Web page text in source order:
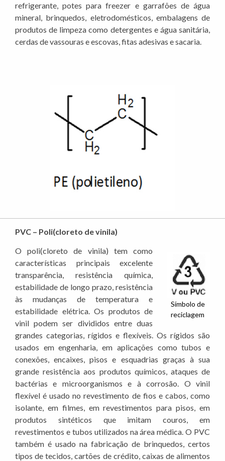
refrigerante, potes para freezer e garrafões de água
mineral, brinquedos, eletrodomésticos, embalagens de
produtos de limpeza como detergentes e água sanitária,
cerdas de vassouras e escovas, fitas adesivas e sacaria.
PVC – Poli(cloreto de vinila)
Símbolo de
reciclagem
O poli(cloreto de vinila) tem como
características principais excelente
transparência, resistência química,
estabilidade de longo prazo, resistência
às mudanças de temperatura e
estabilidade elétrica. Os produtos de
vinil podem ser divididos entre duas
grandes categorias, rígidos e flexíveis. Os rígidos são
usados em engenharia, em aplicações como tubos e
conexões, encaixes, pisos e esquadrias graças à sua
grande resistência aos produtos químicos, ataques de
bactérias e microorganismos e à corrosão. O vinil
flexível é usado no revestimento de fios e cabos, como
isolante, em filmes, em revestimentos para pisos, em
produtos sintéticos que imitam couros, em
revestimentos e tubos utilizados na área médica. O PVC
também é usado na fabricação de brinquedos, certos
tipos de tecidos, cartões de crédito, caixas de alimentos